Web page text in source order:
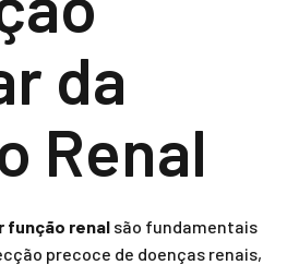
da
Renal
função renal são fundamentais
precoce de doenças renais,